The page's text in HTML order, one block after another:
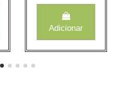
Adicionar